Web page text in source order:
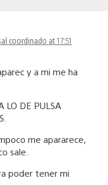
coordinado at 17:51
y a mi me ha
LO DE PULSA
me apararece,
sale.
poder tener mi